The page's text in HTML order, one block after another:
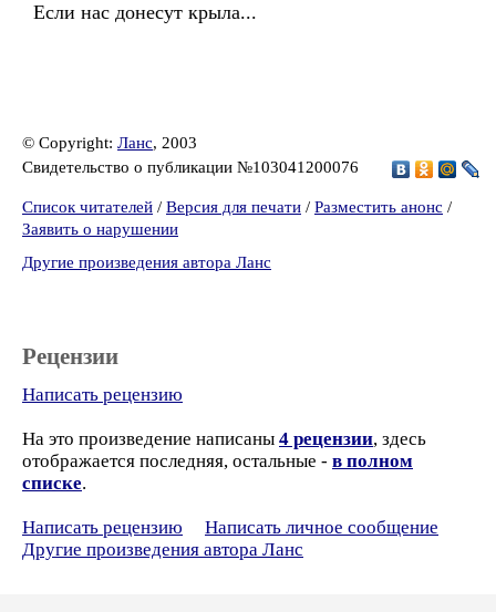
Если нас донесут крыла...
© Copyright: Ланс, 2003
Свидетельство о публикации №103041200076
Список читателей / Версия для печати / Разместить анонс /
Заявить о нарушении
Другие произведения автора Ланс
Рецензии
Написать рецензию
На это произведение написаны 4 рецензии, здесь
отображается последняя, остальные - в полном
списке.
Написать рецензию
Написать личное сообщение
Другие произведения автора Ланс